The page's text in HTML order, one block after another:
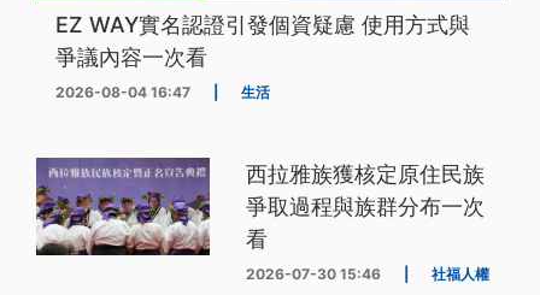
EZ WAY實名認證引發個資疑慮 使用方式與
爭議內容一次看
2026-08-04 16:47 生活
西拉雅族獲核定原住民族
爭取過程與族群分布一次
看
2026-07-30 15:46 社福人權